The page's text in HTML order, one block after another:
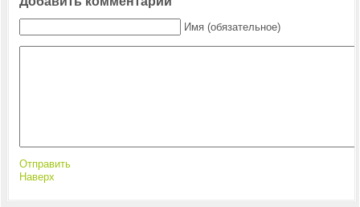
Имя (обязательное)
Отправить
Наверх